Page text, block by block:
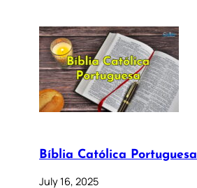
Bíblia Católica Portuguesa
July 16, 2025